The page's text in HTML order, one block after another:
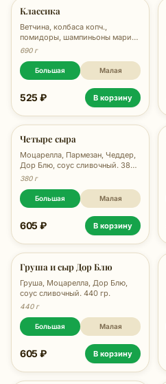
Классика
Ветчина, колбаса копч.,
помидоры, шампиньоны марин.,
сыр, соус Маонский, 690 гр.
690 г
Большая Малая
525 ₽ В корзину
Четыре сыра
Моцарелла, Пармезан, Чеддер,
Дор Блю, соус сливочный. 380
гр.
380 г
Большая Малая
605 ₽ В корзину
Груша и сыр Дор Блю
Груша, Моцарелла, Дор Блю,
соус сливочный. 440 гр.
440 г
Большая Малая
605 ₽ В корзину